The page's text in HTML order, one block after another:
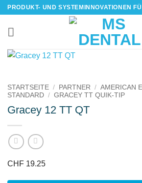
Skip
content
PRODUKT- UND SYSTEMINNOVATIONEN
STARTSEITE / PARTNER / AMERICAN
STANDARD / GRACEY TT QUIK-TIP
Gracey 12 TT QT
CHF 19.25